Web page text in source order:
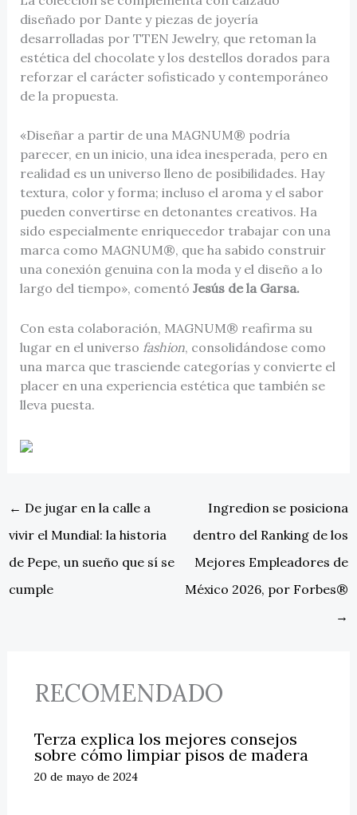
diseñado por Dante y piezas de joyería
desarrolladas por TTEN Jewelry, que retoman la
estética del chocolate y los destellos dorados para
reforzar el carácter sofisticado y contemporáneo
de la propuesta.
«Diseñar a partir de una MAGNUM® podría
parecer, en un inicio, una idea inesperada, pero en
realidad es un universo lleno de posibilidades. Hay
textura, color y forma; incluso el aroma y el sabor
pueden convertirse en detonantes creativos. Ha
sido especialmente enriquecedor trabajar con una
marca como MAGNUM®, que ha sabido construir
una conexión genuina con la moda y el diseño a lo
largo del tiempo», comentó Jesús de la Garsa.
Con esta colaboración, MAGNUM® reafirma su
lugar en el universo fashion, consolidándose como
una marca que trasciende categorías y convierte el
placer en una experiencia estética que también se
lleva puesta.
← De jugar en la calle a
vivir el Mundial: la historia
de Pepe, un sueño que sí se
cumple
Ingredion se posiciona
dentro del Ranking de los
Mejores Empleadores de
México 2026, por Forbes®
→
RECOMENDADO
Terza explica los mejores consejos
sobre cómo limpiar pisos de madera
20 de mayo de 2024